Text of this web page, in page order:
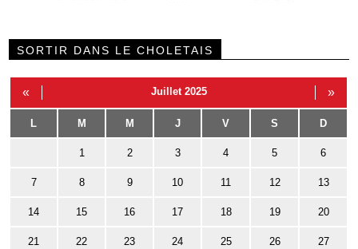
SORTIR DANS LE CHOLETAIS
« Juillet 2025 »
L M M J V S D
1 2 3 4 5 6
7 8 9 10 11 12 13
14 15 16 17 18 19 20
21 22 23 24 25 26 27